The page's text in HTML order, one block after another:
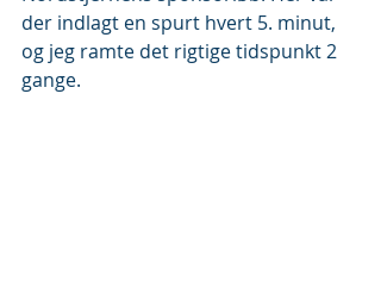
der indlagt en spurt hvert 5. minut,
og jeg ramte det rigtige tidspunkt 2
gange.